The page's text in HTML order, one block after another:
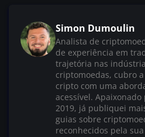
Simon Dumoulin
Analista de
de experiência em
trajetória nas
criptomoedas, cubro
cripto com uma
acessível.
2019, já publiquei
guias sobre
reconhecidos pela